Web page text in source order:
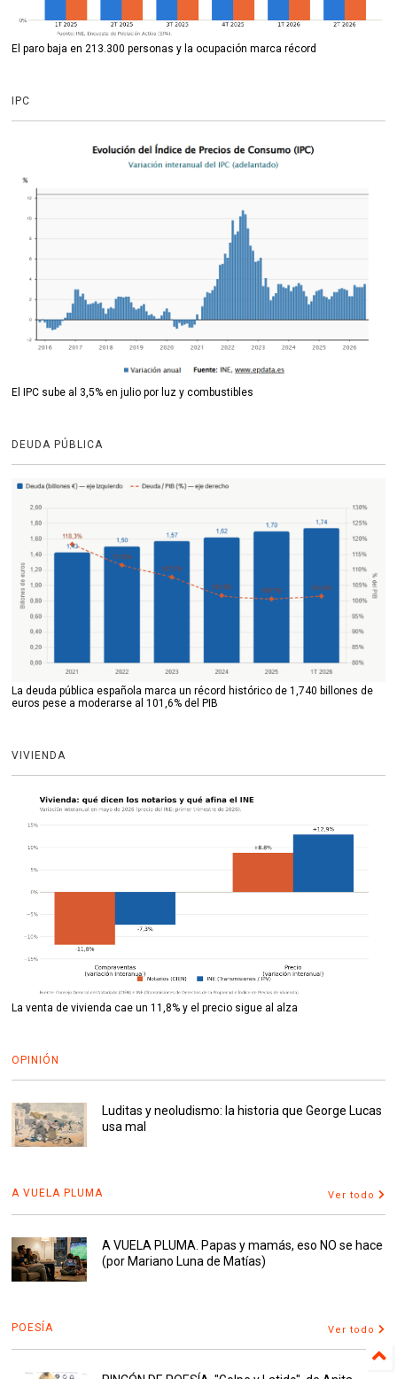
El paro baja en 213.300 personas y la ocupación marca récord
IPC
El IPC sube al 3,5% en julio por luz y combustibles
DEUDA PÚBLICA
La deuda pública española marca un récord histórico de 1,740 billones de
euros pese a moderarse al 101,6% del PIB
VIVIENDA
La venta de vivienda cae un 11,8% y el precio sigue al alza
OPINIÓN
Luditas y neoludismo: la historia que George Lucas
usa mal
A VUELA PLUMA Ver todo
A VUELA PLUMA. Papas y mamás, eso NO se hace
(por Mariano Luna de Matías)
POESÍA Ver todo